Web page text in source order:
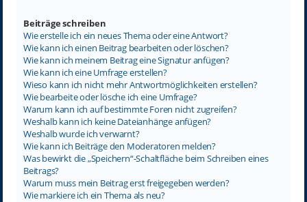
Beiträge schreiben
Wie erstelle ich ein neues Thema oder eine Antwort?
Wie kann ich einen Beitrag bearbeiten oder löschen?
Wie kann ich meinem Beitrag eine Signatur anfügen?
Wie kann ich eine Umfrage erstellen?
Wieso kann ich nicht mehr Antwortmöglichkeiten erstellen?
Wie bearbeite oder lösche ich eine Umfrage?
Warum kann ich auf bestimmte Foren nicht zugreifen?
Weshalb kann ich keine Dateianhänge anfügen?
Weshalb wurde ich verwarnt?
Wie kann ich Beiträge den Moderatoren melden?
Was bewirkt die „Speichern“-Schaltfläche beim Schreiben eines
Beitrags?
Warum muss mein Beitrag erst freigegeben werden?
Wie markiere ich ein Thema als neu?